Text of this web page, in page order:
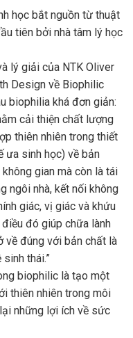
học bắt nguồn từ thuật
tiên bởi nhà tâm lý học
lý giải của NTK Oliver
Design về Biophilic
biophilia khá đơn giản:
cải thiện chất lượng
thiên nhiên trong thiết
ưa sinh học) về bản
gian mà còn là tái
ngôi nhà, kết nối không
giác, vị giác và khứu
đó giúp chữa lành
về đúng với bản chất là
thái.”
biophilic là tạo một
thiên nhiên trong môi
những lợi ích về sức